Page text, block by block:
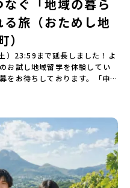
ンからお申込ください。申込
は、メールアドレスの入力間
て１室に複数(同性2～4名程
レルギー対応について個別の
しかねる場合がございます。
ください。・参加取消や急遽
決定後の参加お取り消しはご
の場合はお早めに事務局まで
ーやむを得ない参加お取り消
させていただきます。ご了承
7月17日＞から、【キャンセル
金】・21日目にあたる日以
目-2日目：30％・プログラム
日当日：50％・ご連絡無しで
除：100％・催行中止について
わせる可能性があります。そ
を開催しました。中学生一人
になる「安全面」や「事務局
説しています。ぜひ、ご自宅
カイブ動画を視聴す
大樹町プログラム説明会〜
たい方へ〜全体説明を聞いた
るの？」「どんな町なの？」
大樹町ならではの豊かな文化
ぷりとお伝えします。日
どんなとこ
申し込み：https://c-
ぞ！「はじめての一人旅だ
の？」そんな保護者様の不安
スタッフが直接お答えしま
、ぜひご自宅からリラックス
での往復交通費・お土産代や
用【募集人数】最大10名（お
【参加者決定】お申し込み多
当落結果をご連絡いたしま
)12：00 から 6月15日(月)
える！「おためし地域留学」
容を詳しく知りたい方や、お
でのオンライン配信を行い
て、以下の2つのステップをご
イン説明会（アーカイブ動画
留学」を知りたい方へ〜日本
る「おためし地域留学」の全
ました。中学生一人での参加
安全面」や「事務局のサポー
ます。ぜひ、ご自宅からお気
動画を視聴する]YouTube：
むことができます！そして八
日本で初めて「地球のチカラ
からわき出す蒸気をそのまま
最先端のエネルギー」を生み
ログラムでは、この松川地熱
「アート体験」をすることが
カラを使った幻想的なグラデ
てみてください！さらに八幡
理がとても美味しい地域で
手の郷土料理」を味わって楽
文化が魅力的な八幡平市で、
たいらだて）高校」の高校生
体験していただきます。他に
まった岩手県八幡平市で五感
究してみませんか？地域と一
舘（たいらだて）高校」と
ぐ「地域の暮ら
旅（おためし地
）23:59まで延長しました！よ
お試し地域留学を体験してい
をお待ちしております。「申
」という方も、この機会にぜ
より締め切りを早める場合
い！-------奨学金のお知らせ-
北海道の高校留学に【毎月2
一歩踏み出す、あなたの未来
から-----------------------------
年前から続く自然と人の暮らし
ともに生きる豊かさに触れ、
んか？「地元以外の地域の暮